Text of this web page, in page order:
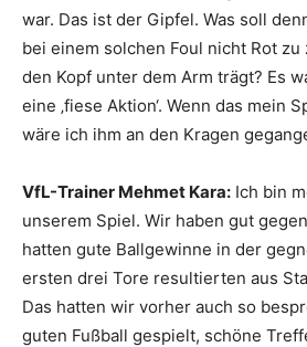
war. Das ist der Gipfel. Was soll
bei einem solchen Foul nicht Rot
den Kopf unter dem Arm trägt? Es
eine ‚fiese Aktion‘. Wenn das mein
wäre ich ihm an den Kragen
VfL-Trainer Mehmet Kara: Ich bin
unserem Spiel. Wir haben gut
hatten gute Ballgewinne in der
ersten drei Tore resultierten aus
Das hatten wir vorher auch so
guten Fußball gespielt, schöne